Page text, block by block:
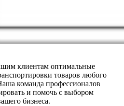
клиентам оптимальные
товаров любого
команда профессионалов
и помочь с выбором
бизнеса.